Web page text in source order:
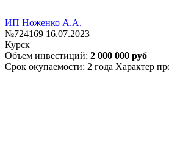
ИП Ноженко А.А.
№724169 16.07.2023
Курск
Объем инвестиций: 2 000 000 руб
Срок окупаемости: 2 года Характер